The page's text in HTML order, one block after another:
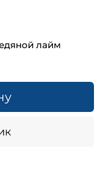
лайм